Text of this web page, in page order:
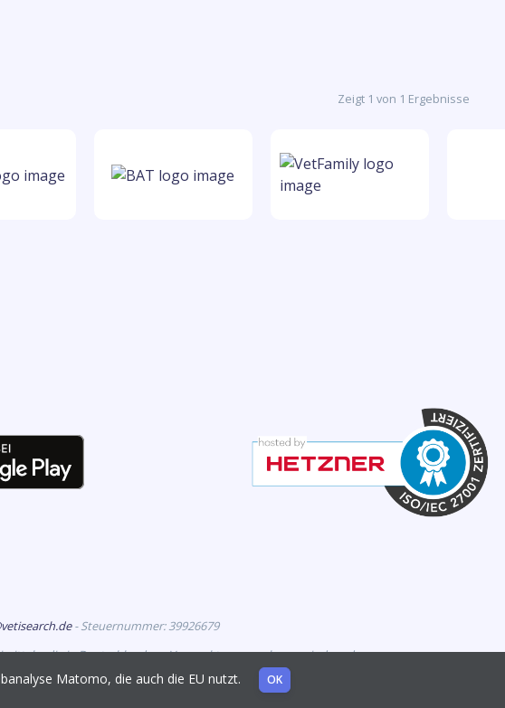
Zeigt 1 von 1 Ergebnisse
- Steuernummer: 39926679
die in Deutschland zur Vermarktung zugelassen sind, und
Matomo, die auch die EU nutzt. OK